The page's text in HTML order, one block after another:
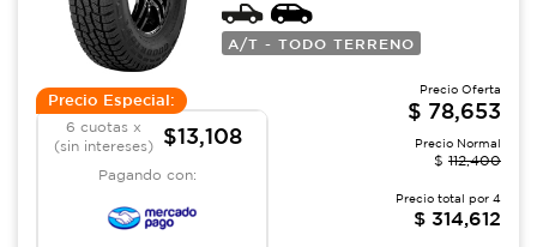
A/T - TODO TERRENO
Precio Especial:
6 cuotas x
(sin intereses)
$13,108
Pagando con:
Precio Oferta
$ 78,653
Precio Normal
$ 112,400
Precio total por 4
$ 314,612